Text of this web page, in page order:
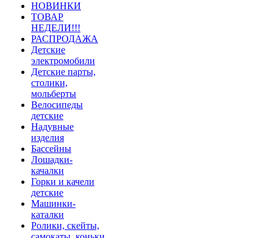
НОВИНКИ
ТОВАР
НЕДЕЛИ!!!
РАСПРОДАЖА
Детские
электромобили
Детские парты,
столики,
мольберты
Велосипеды
детские
Надувные
изделия
Бассейны
Лошадки-
качалки
Горки и качели
детские
Машинки-
каталки
Ролики, скейты,